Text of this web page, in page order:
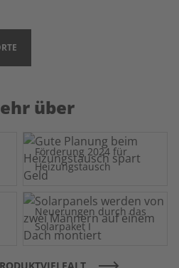
über
Förderung 2024 für
Heizungstausch
Neuerungen durch das
Solarpaket I